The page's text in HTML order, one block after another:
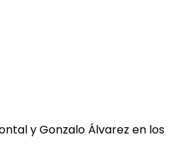
y Gonzalo Álvarez en los